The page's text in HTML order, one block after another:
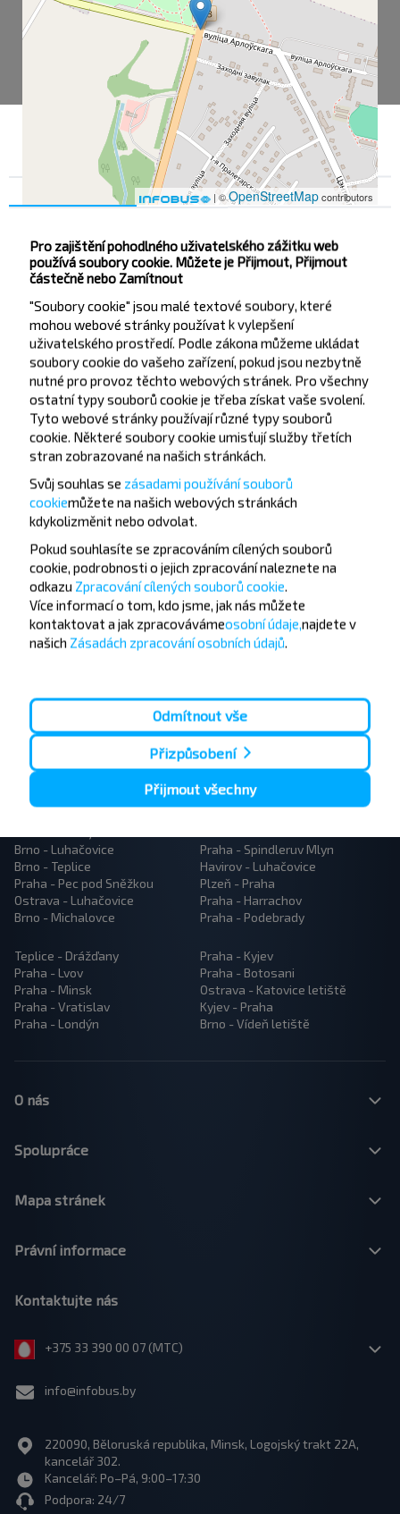
| ©OpenStreetMapcontributors
Буйничи
Школа
Центральная ул.
Chcete cestovat
levněji?
Nenechte si ujít akce, slevy a další zajímavé nabídky
od společnosti INFOBUS. Přihlaste se k odběru
novinek a cestujte s námi levněji!
Popularne trasy autobusów
Brno - Luhačovice
Brno - Teplice
Praha - Pec pod Sněžkou
Ostrava - Luhačovice
Brno - Michalovce
Praha - Spindleruv Mlyn
Havirov - Luhačovice
Plzeň - Praha
Praha - Harrachov
Praha - Podebrady
Teplice - Drážďany
Praha - Lvov
Praha - Minsk
Praha - Vratislav
Praha - Londýn
Praha - Kyjev
Praha - Botosani
Ostrava - Katovice letiště
Kyjev - Praha
Brno - Vídeň letiště
O nás
Spolupráce
Mapa stránek
Právní informace
Kontaktujte nás
+375 33 390 00 07 (МТС)
info@infobus.by
220090, Běloruská republika, Minsk, Logojský trakt 22A,
kancelář 302.
Kancelář: Po–Pá, 9:00–17:30
Podpora: 24/7
Podrobnosti na O nás
Pro zajištění pohodlného uživatelského zážitku web
používá soubory cookie. Můžete je Přijmout, Přijmout
částečně nebo Zamítnout
"Soubory cookie" jsou malé textové soubory, které
mohou webové stránky používat k vylepšení
uživatelského prostředí. Podle zákona můžeme ukládat
soubory cookie do vašeho zařízení, pokud jsou nezbytně
nutné pro provoz těchto webových stránek. Pro všechny
ostatní typy souborů cookie je třeba získat vaše svolení.
Tyto webové stránky používají různé typy souborů
cookie. Některé soubory cookie umisťují služby třetích
stran zobrazované na našich stránkách.
Svůj souhlas se zásadami používání souborů
cookiemůžete na našich webových stránkách
kdykolizměnit nebo odvolat.
Pokud souhlasíte se zpracováním cílených souborů
cookie, podrobnosti o jejich zpracování naleznete na
odkazu Zpracování cílených souborů cookie.
Více informací o tom, kdo jsme, jak nás můžete
kontaktovat a jak zpracovávámeosobní údaje,najdete v
našich Zásadách zpracování osobních údajů.
Odmítnout vše
Přizpůsobení
Přijmout všechny